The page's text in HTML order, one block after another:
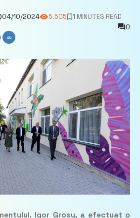
04/10/2024 5.505
1 MINUTES READ
0
Igor Grosu, a efectuat o